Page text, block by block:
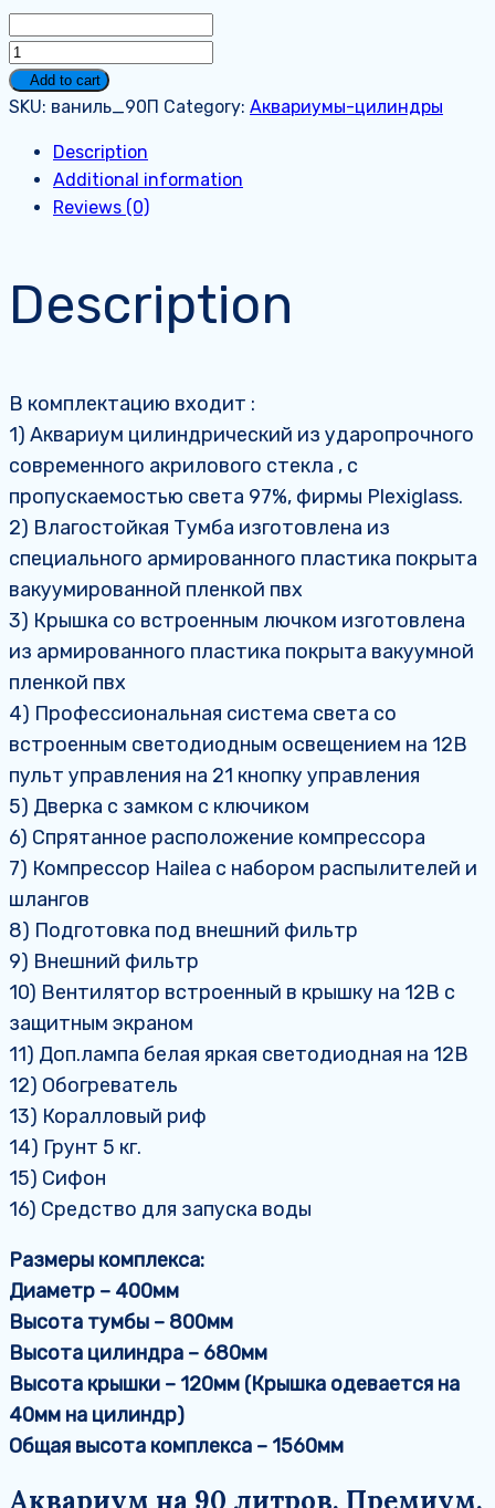
Аквариум
на
90
Премиум.
quantity
Add to cart
SKU: ваниль_90П Category: Аквариумы-цилиндры
Description
Additional information
Reviews (0)
Description
В комплектацию входит :
1) Аквариум цилиндрический из ударопрочного
современного акрилового стекла , с
пропускаемостью света 97%, фирмы Plexiglass.
2) Влагостойкая Тумба изготовлена из
специального армированного пластика покрыта
вакуумированной пленкой пвх
3) Крышка со встроенным лючком изготовлена
из армированного пластика покрыта вакуумной
пленкой пвх
4) Профессиональная система света со
встроенным светодиодным освещением на 12В
пульт управления на 21 кнопку управления
5) Дверка с замком с ключиком
6) Спрятанное расположение компрессора
7) Компрессор Hаilea с набором распылителей и
шлангов
8) Подготовка под внешний фильтр
9) Внешний фильтр
10) Вентилятор встроенный в крышку на 12В с
защитным экраном
11) Доп.лампа белая яркая светодиодная на 12В
12) Обогреватель
13) Коралловый риф
14) Грунт 5 кг.
15) Сифон
16) Средство для запуска воды
Размеры комплекса:
Диаметр – 400мм
Высота тумбы – 800мм
Высота цилиндра – 680мм
Высота крышки – 120мм (Крышка одевается на
40мм на цилиндр)
Общая высота комплекса – 1560мм